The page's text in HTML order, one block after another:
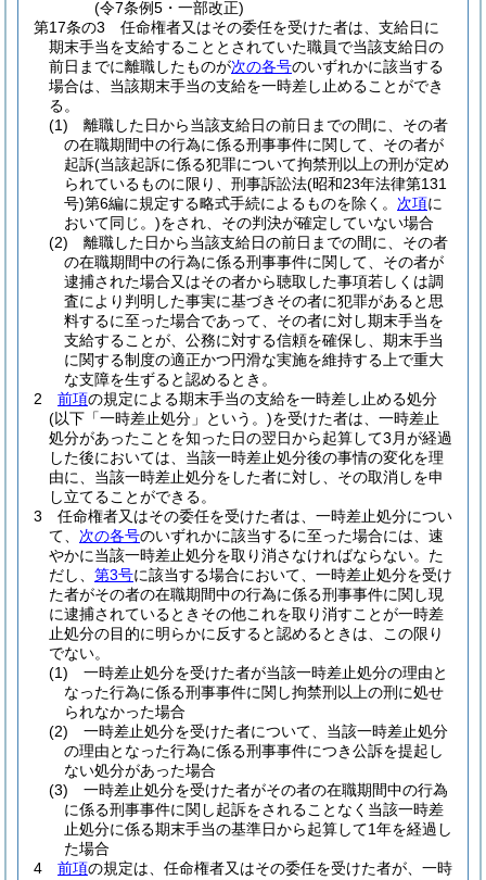
(令7条例5・一部改正)
第17条の3
任命権者又はその委任を受けた者は、支給日に
期末手当を支給することとされていた職員で当該支給日の
前日までに離職したものが次の各号のいずれかに該当する
場合は、当該期末手当の支給を一時差し止めることができ
る。
(1)
離職した日から当該支給日の前日までの間に、その者
の在職期間中の行為に係る刑事事件に関して、その者が
起訴(当該起訴に係る犯罪について拘禁刑以上の刑が定め
られているものに限り、刑事訴訟法(昭和23年法律第131
号)第6編に規定する略式手続によるものを除く。 次項に
おいて同じ。)をされ、その判決が確定していない場合
(2)
離職した日から当該支給日の前日までの間に、その者
の在職期間中の行為に係る刑事事件に関して、その者が
逮捕された場合又はその者から聴取した事項若しくは調
査により判明した事実に基づきその者に犯罪があると思
料するに至った場合であって、その者に対し期末手当を
支給することが、公務に対する信頼を確保し、期末手当
に関する制度の適正かつ円滑な実施を維持する上で重大
な支障を生ずると認めるとき。
2
前項の規定による期末手当の支給を一時差し止める処分
(以下「一時差止処分」という。)を受けた者は、一時差止
処分があったことを知った日の翌日から起算して3月が経過
した後においては、当該一時差止処分後の事情の変化を理
由に、当該一時差止処分をした者に対し、その取消しを申
し立てることができる。
3
任命権者又はその委任を受けた者は、一時差止処分につい
て、 次の各号のいずれかに該当するに至った場合には、速
やかに当該一時差止処分を取り消さなければならない。 た
だし、 第3号に該当する場合において、一時差止処分を受け
た者がその者の在職期間中の行為に係る刑事事件に関し現
に逮捕されているときその他これを取り消すことが一時差
止処分の目的に明らかに反すると認めるときは、この限り
でない。
(1)
一時差止処分を受けた者が当該一時差止処分の理由と
なった行為に係る刑事事件に関し拘禁刑以上の刑に処せ
られなかった場合
(2)
一時差止処分を受けた者について、当該一時差止処分
の理由となった行為に係る刑事事件につき公訴を提起し
ない処分があった場合
(3)
一時差止処分を受けた者がその者の在職期間中の行為
に係る刑事事件に関し起訴をされることなく当該一時差
止処分に係る期末手当の基準日から起算して1年を経過し
た場合
4
前項の規定は、任命権者又はその委任を受けた者が、一時